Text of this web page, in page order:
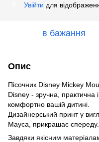
Увійти для
в бажання
Опис
Пісочник Disney Mickey
Disney - зручна, практична
комфортно вашій дитині.
Дизайнерський принт у
Мауса, прикрашає спереду.
Завдяки якісним